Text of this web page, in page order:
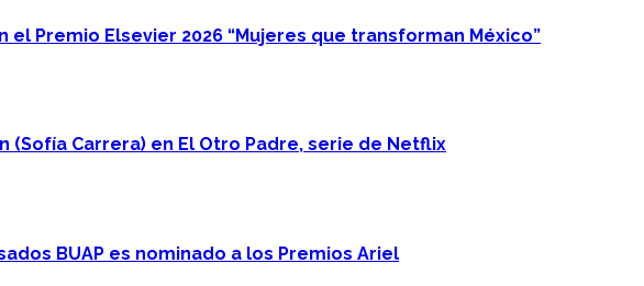
el Premio Elsevier 2026 “Mujeres que transforman México”
(Sofía Carrera) en El Otro Padre, serie de Netflix
BUAP es nominado a los Premios Ariel